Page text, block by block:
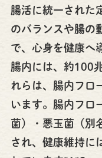
腸活に統一された
のバランスや腸の
で、心身を健康へ
腸内には、約100
れらは、腸内フロ
います。腸内フロ
菌）・悪玉菌（別
され、健康維持に